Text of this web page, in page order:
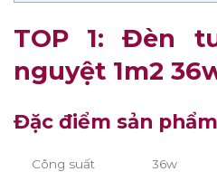
TOP 1: Đèn
nguyệt 1m2
Đặc điểm sản phẩm
Công suất 36w